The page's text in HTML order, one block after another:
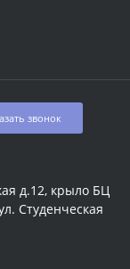
звонок
д.12, крыло БЦ
Студенческая